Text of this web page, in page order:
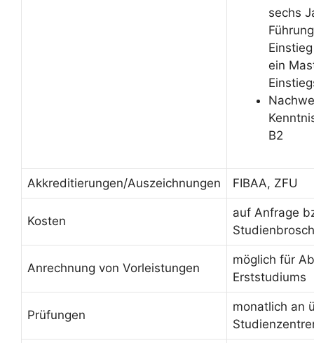
sechs
ein
B2
Akkreditierungen/Auszeichnungen FIBAA, ZFU
Kosten
auf Anfrage
Anrechnung von Vorleistungen
möglich für
Erststudiums
Prüfungen
monatlich an